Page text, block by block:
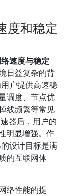
度和稳定
速度与稳定
日益复杂的背
户提供高速稳
调度、节点优
线频繁等常见
器后，用户的
明显增强。作
设计目标是满
的互联网体
络性能的提